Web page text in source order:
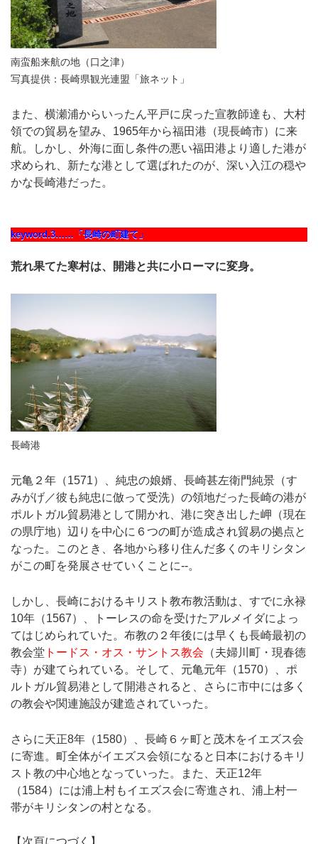
南蛮船来航の地（口之津）
写真提供：長崎県観光連盟「旅ネット」
また、横瀬浦からいったん平戸に戻った宣教師達も、大村
領での貿易を望み、1965年から福田港（現長崎市）に来
航。しかし、外海に面し条件の悪い福田港より適した港が
求められ、新たな港として選ばれたのが、深い入江の穏や
かな長崎港だった。
keyword.3……「長崎の町建て」
荒れ果てた寒村は、開港と共に小ローマに変身。
長崎港
元亀２年（1571）、純忠の娘婿、長崎甚左衛門純景（す
みがげ／彼も純忠に倣って受洗）の領地だった長崎の港が
ポルトガル貿易港として開かれ、港に突き出した岬（現在
の県庁地）辺りを中心に６つの町が造成され貿易の拠点と
なった。このとき、各地から移り住んだ多くのキリシタン
がこの町を発展させていくことに--。
しかし、長崎におけるキリスト教布教活動は、すでに永禄
10年（1567）、トーレスの命を受けたアルメイダによっ
てはじめられていた。布教の２年後には早くも長崎最初の
教会堂 トードス・オス・サントス教会 （夫婦川町・現春徳
寺）が建てられている。そして、元亀元年（1570）、ポ
ルトガル貿易港として開港されると、さらに市中には多く
の教会や関連施設が建造されていった。
さらに天正8年（1580）、長崎６ヶ町と茂木をイエズス会
に寄進。町全体がイエズス会領になると日本におけるキリ
スト教の中心地となっていった。また、天正12年
（1584）には浦上村もイエズス会に寄進され、浦上村一
帯がキリシタンの村となる。
【次頁につづく】